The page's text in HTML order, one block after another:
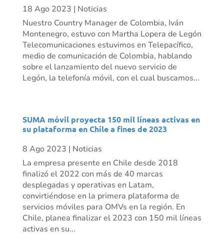
18 Ago 2023 | Noticias
Nuestro Country Manager de Colombia, Iván
Montenegro, estuvo con Martha Lopera de Legón
Telecomunicaciones estuvimos en Telepacífico,
medio de comunicación de Colombia, hablando
sobre el lanzamiento del nuevo servicio de
Legón, la telefonía móvil, con el cual buscamos...
SUMA móvil proyecta 150 mil líneas activas en
su plataforma en Chile a fines de 2023
8 Ago 2023 | Noticias
La empresa presente en Chile desde 2018
finalizó el 2022 con más de 40 marcas
desplegadas y operativas en Latam,
convirtiéndose en la primera plataforma de
servicios móviles para OMVs en la región. En
Chile, planea finalizar el 2023 con 150 mil líneas
activas en su...